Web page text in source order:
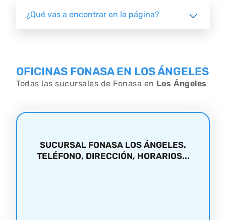
¿Qué vas a encontrar en la página?
OFICINAS FONASA EN LOS ÁNGELES
Todas las sucursales de Fonasa en Los Ángeles
SUCURSAL FONASA LOS ÁNGELES.
TELÉFONO, DIRECCIÓN, HORARIOS...